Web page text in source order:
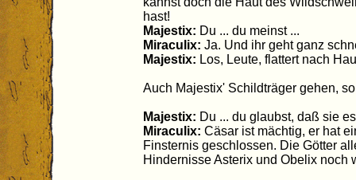
hast!
Majestix: Du ... du meinst ...
Miraculix: Ja. Und ihr geht ganz
Majestix: Los, Leute, flattert nach
Auch Majestix' Schildträger gehen,
Majestix: Du ... du glaubst, daß sie
Miraculix: Cäsar ist mächtig, er hat
Finsternis geschlossen. Die Götter
Hindernisse Asterix und Obelix noch